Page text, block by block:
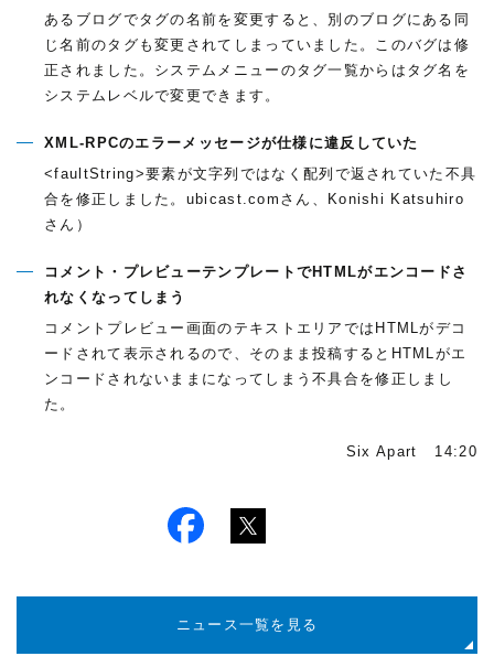
あるブログでタグの名前を変更すると、別のブログにある同
じ名前のタグも変更されてしまっていました。このバグは修
正されました。システムメニューのタグ一覧からはタグ名を
システムレベルで変更できます。
XML-RPCのエラーメッセージが仕様に違反していた
<faultString>要素が文字列ではなく配列で返されていた不具
合を修正しました。ubicast.comさん、Konishi Katsuhiro
さん）
コメント・プレビューテンプレートでHTMLがエンコードさ
れなくなってしまう
コメントプレビュー画面のテキストエリアではHTMLがデコ
ードされて表示されるので、そのまま投稿するとHTMLがエ
ンコードされないままになってしまう不具合を修正しまし
た。
Six Apart 14:20
ニュース一覧を見る